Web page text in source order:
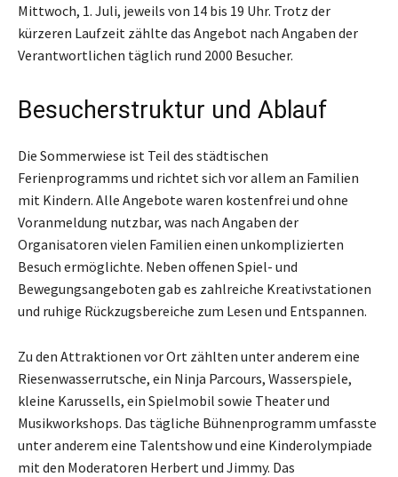
Mittwoch, 1. Juli, jeweils von 14 bis 19 Uhr. Trotz der
kürzeren Laufzeit zählte das Angebot nach Angaben der
Verantwortlichen täglich rund 2000 Besucher.
Besucherstruktur und Ablauf
Die Sommerwiese ist Teil des städtischen
Ferienprogramms und richtet sich vor allem an Familien
mit Kindern. Alle Angebote waren kostenfrei und ohne
Voranmeldung nutzbar, was nach Angaben der
Organisatoren vielen Familien einen unkomplizierten
Besuch ermöglichte. Neben offenen Spiel- und
Bewegungsangeboten gab es zahlreiche Kreativstationen
und ruhige Rückzugsbereiche zum Lesen und Entspannen.
Zu den Attraktionen vor Ort zählten unter anderem eine
Riesenwasserrutsche, ein Ninja Parcours, Wasserspiele,
kleine Karussells, ein Spielmobil sowie Theater und
Musikworkshops. Das tägliche Bühnenprogramm umfasste
unter anderem eine Talentshow und eine Kinderolympiade
mit den Moderatoren Herbert und Jimmy. Das